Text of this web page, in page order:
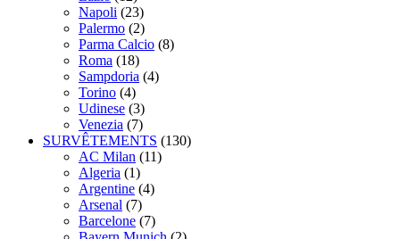
Napoli (23)
Palermo (2)
Parma Calcio (8)
Roma (18)
Sampdoria (4)
Torino (4)
Udinese (3)
Venezia (7)
SURVÊTEMENTS (130)
AC Milan (11)
Algeria (1)
Argentine (4)
Arsenal (7)
Barcelone (7)